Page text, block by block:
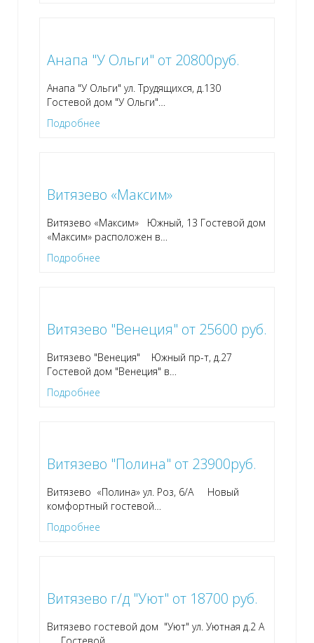
Анапа "У Ольги" от 20800руб.
Анапа "У Ольги" ул. Трудящихся, д.130
Гостевой дом "У Ольги"…
Подробнее
Витязево «Максим»
Витязево «Максим» Южный, 13 Гостевой дом
«Максим» расположен в…
Подробнее
Витязево "Венеция" от 25600 руб.
Витязево "Венеция" Южный пр-т, д.27
Гостевой дом "Венеция" в…
Подробнее
Витязево "Полина" от 23900руб.
Витязево «Полина» ул. Роз, 6/А Новый
комфортный гостевой…
Подробнее
Витязево г/д "Уют" от 18700 руб.
Витязево гостевой дом "Уют" ул. Уютная д.2 А